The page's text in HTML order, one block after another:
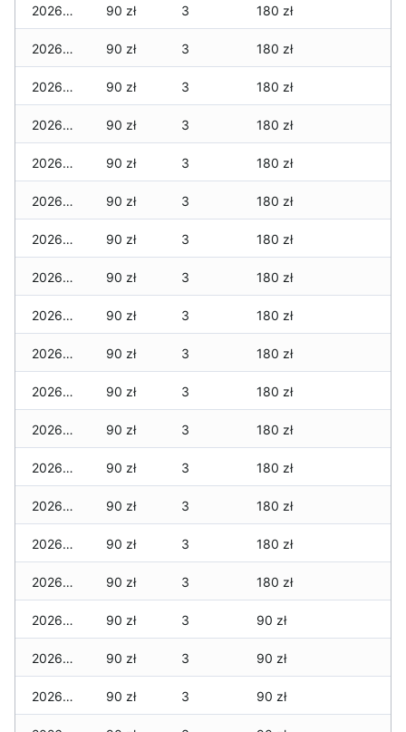
2026-07-17 90 zł 3 180 zł
2026-07-16 90 zł 3 180 zł
2026-07-15 90 zł 3 180 zł
2026-07-14 90 zł 3 180 zł
2026-07-13 90 zł 3 180 zł
2026-07-12 90 zł 3 180 zł
2026-07-11 90 zł 3 180 zł
2026-07-10 90 zł 3 180 zł
2026-07-09 90 zł 3 180 zł
2026-07-08 90 zł 3 180 zł
2026-07-07 90 zł 3 180 zł
2026-07-06 90 zł 3 180 zł
2026-07-05 90 zł 3 180 zł
2026-07-04 90 zł 3 180 zł
2026-07-03 90 zł 3 180 zł
2026-07-02 90 zł 3 180 zł
2026-07-01 90 zł 3 90 zł
2026-06-30 90 zł 3 90 zł
2026-06-28 90 zł 3 90 zł